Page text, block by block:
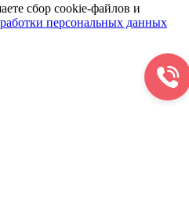
сбор cookie-файлов и
персональных данных